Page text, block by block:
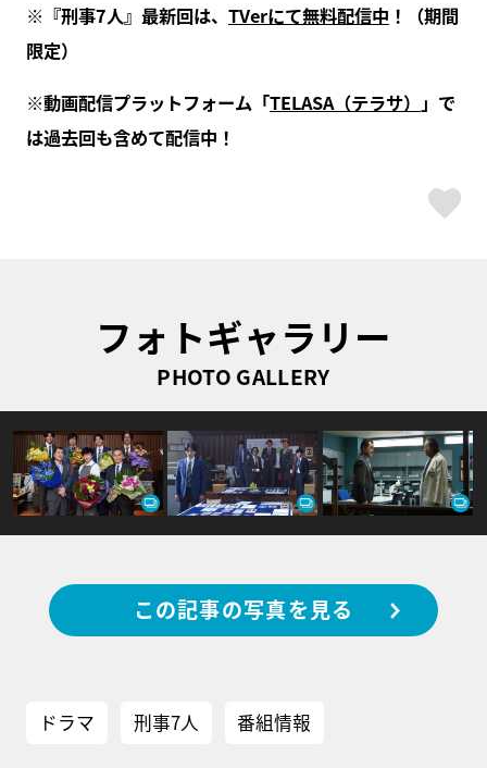
※『刑事7人』最新回は、 TVerにて無料配信中 ！（期間
限定）
※動画配信プラットフォーム「TELASA（テラサ） 」で
は過去回も含めて配信中！
フォトギャラリー
PHOTO GALLERY
この記事の写真を見る
ドラマ 刑事7人 番組情報